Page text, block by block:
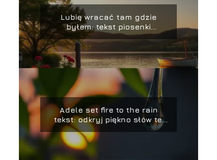
Lubię wracać tam gdzie
byłem: tekst piosenki
Zbigniewa Wodeckiego
Adele set fire to the rain
tekst: odkryj piękno słów tej
piosenki